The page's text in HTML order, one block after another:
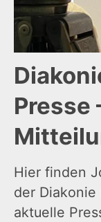
Presse
Hier finden
der Diakonie
aktuelle